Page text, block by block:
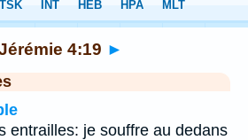
4:19 ►
entrailles: je souffre au dedans